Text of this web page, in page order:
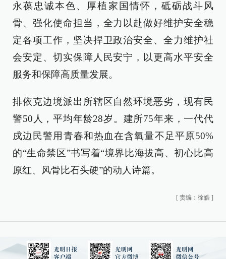
永葆忠诚本色、厚植家国情怀，砥砺战斗风
骨、强化使命担当，全力以赴做好维护安全稳
定各项工作，坚决捍卫政治安全、全力维护社
会安定、切实保障人民安宁，以更高水平安全
服务和保障高质量发展。
排依克边境派出所辖区自然环境恶劣，现有民
警50人，平均年龄28岁。建所75年来，一代代
戍边民警用青春和热血在含氧量不足平原50%
的“生命禁区”书写着“境界比海拔高、初心比高
原红、风骨比石头硬”的动人诗篇。
[ 责编：徐皓 ]